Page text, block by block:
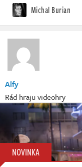
Michal Burian
Alfy
Rád hraju videohry
NOVINKA